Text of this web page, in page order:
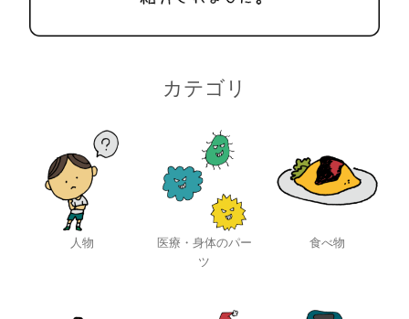
カテゴリ
人物
医療・身体のパー
ツ
食べ物